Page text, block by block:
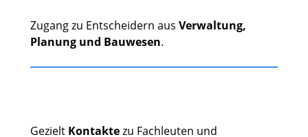
Zugang zu Entscheidern aus Verwaltung,
Planung und Bauwesen.
Gezielt Kontaktezu Fachleuten und